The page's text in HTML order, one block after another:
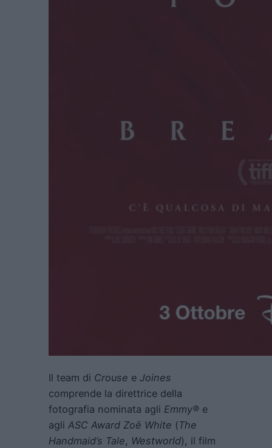
Il team di Crouse e Joines
comprende la direttrice della
fotografia nominata agli Emmy® e
agli ASC Award Zoë White (The
Handmaid’s Tale, Westworld), il film